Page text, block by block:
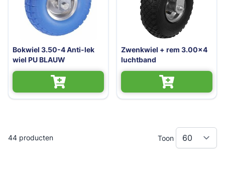
Bokwiel 3.50-4 Anti-lek
wiel PU BLAUW
Zwenkwiel + rem 3.00x4
luchtband
44 producten Toon